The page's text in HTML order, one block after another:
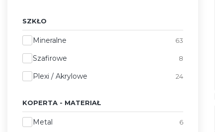
SZKŁO
SzkłoMineralne 63
Szafirowe 8
Plexi / Akrylowe 24
KOPERTA - MATERIAŁ
Koperta - Materiał
Metal 6